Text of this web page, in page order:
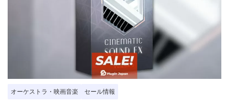
オーケストラ・映画音楽 セール情報